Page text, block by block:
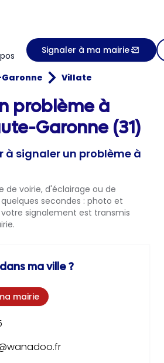
Signaler à ma mairie
Villate
problème à
Garonne (31)
à signaler un problème à
de voirie, d'éclairage ou de
secondes : photo et
signalement est transmis
ma ville ?
mairie